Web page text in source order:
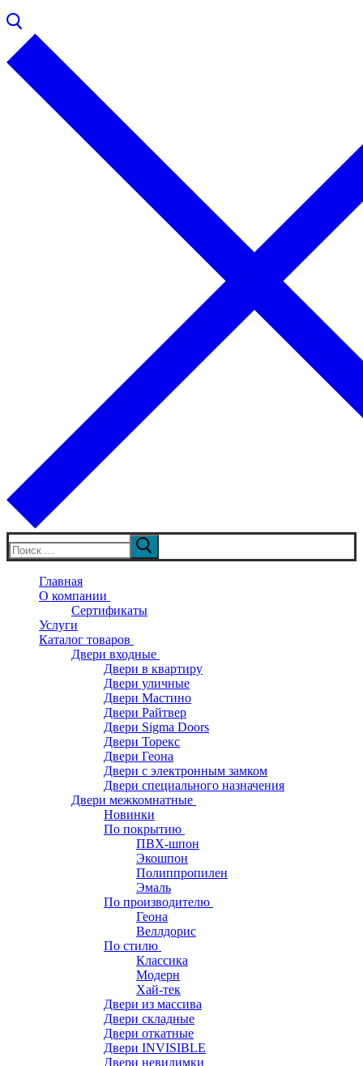
Искать:
Главная
О компании
Сертификаты
Услуги
Каталог товаров
Двери входные
Двери в квартиру
Двери уличные
Двери Мастино
Двери Райтвер
Двери Sigma Doors
Двери Торекс
Двери Геона
Двери с электронным замком
Двери специального назначения
Двери межкомнатные
Новинки
По покрытию
ПВХ-шпон
Экошпон
Полиппропилен
Эмаль
По производителю
Геона
Веллдорис
По стилю
Классика
Модерн
Хай-тек
Двери из массива
Двери складные
Двери откатные
Двери INVISIBLE
Двери невидимки